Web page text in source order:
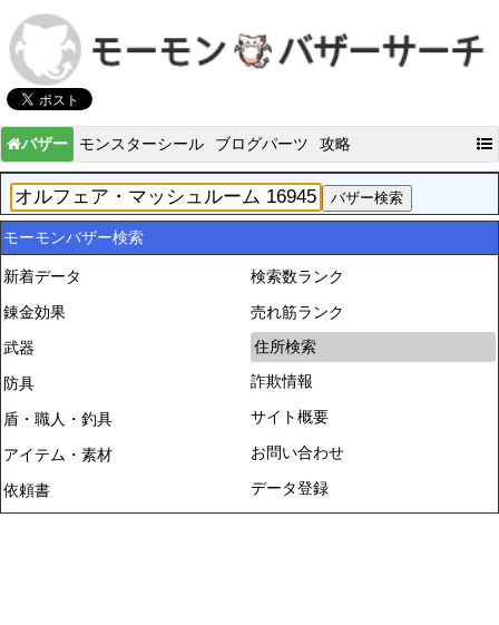
バザー モンスターシール ブログパーツ 攻略
モーモンバザー検索
新着データ
錬金効果
武器
防具
盾・職人・釣具
アイテム・素材
依頼書
検索数ランク
売れ筋ランク
住所検索
詐欺情報
サイト概要
お問い合わせ
データ登録